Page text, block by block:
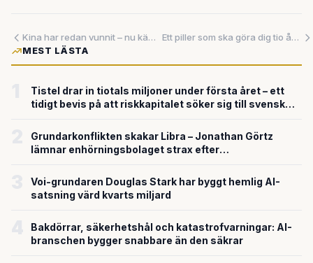
Kina har redan vunnit – nu kämpar USA ikapp med miljarder och ny robotkommission
Ett piller som ska göra dig tio år yngre – Harvardforskaren planerar att bevisa det omöjliga
MEST LÄSTA
Tistel drar in tiotals miljoner under första året – ett
tidigt bevis på att riskkapitalet söker sig till svensk
Grundarkonflikten skakar Libra – Jonathan Görtz
lämnar enhörningsbolaget strax efter
Voi-grundaren Douglas Stark har byggt hemlig AI-
satsning värd kvarts miljard
Bakdörrar, säkerhetshål och katastrofvarningar: AI-
branschen bygger snabbare än den säkrar